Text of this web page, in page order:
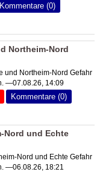
Kommentare (0)
Northeim-Nord
und Northeim-Nord Gefahr
—07.08.26, 14:09
Kommentare (0)
Nord und Echte
Nord und Echte Gefahr
—06.08.26, 18:21